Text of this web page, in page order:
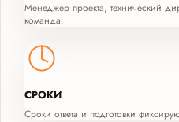
Менеджер проекта, технический
команда.
СРОКИ
Сроки ответа и подготовки